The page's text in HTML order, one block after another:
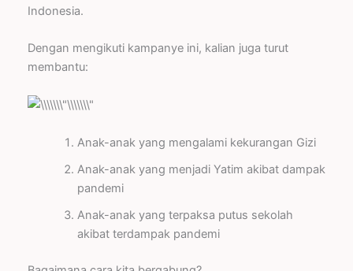
Indonesia.
Dengan mengikuti kampanye ini, kalian juga turut
membantu:
Anak-anak yang mengalami kekurangan Gizi
Anak-anak yang menjadi Yatim akibat dampak
pandemi
Anak-anak yang terpaksa putus sekolah
akibat terdampak pandemi